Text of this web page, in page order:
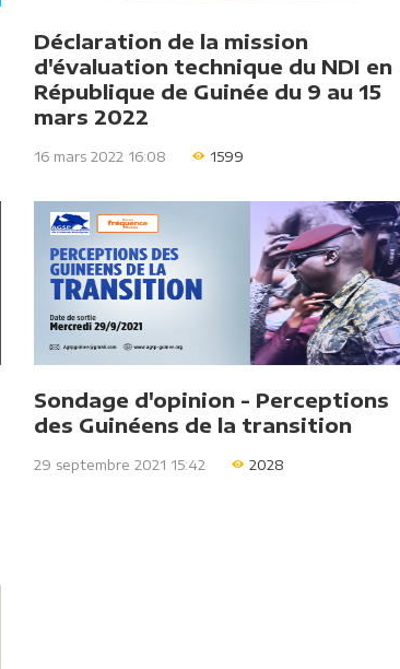
Déclaration de la mission
d'évaluation technique du NDI en
République de Guinée du 9 au 15
mars 2022
16 mars 2022 16:08 1599
Sondage d'opinion - Perceptions
des Guinéens de la transition
29 septembre 2021 15:42 2028